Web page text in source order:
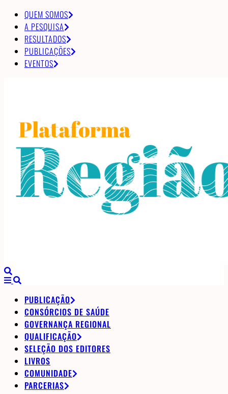
QUEM SOMOS
A PESQUISA
RESULTADOS
PUBLICAÇÕES
EVENTOS
PUBLICAÇÃO
CONSÓRCIOS DE SAÚDE
GOVERNANÇA REGIONAL
QUALIFICAÇÃO
SELEÇÃO DOS EDITORES
LIVROS
COMUNIDADE
PARCERIAS